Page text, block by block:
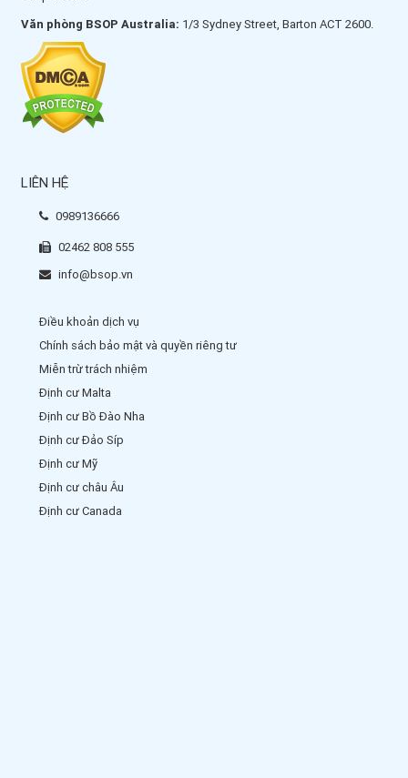
Văn phòng BSOP Australia: 1/3 Sydney Street, Barton ACT 2600.
LIÊN HỆ
0989136666
02462 808 555
info@bsop.vn
Điều khoản dịch vụ
Chính sách bảo mật và quyền riêng tư
Miễn trừ trách nhiệm
Định cư Malta
Định cư Bồ Đào Nha
Định cư Đảo Síp
Định cư Mỹ
Định cư châu Âu
Định cư Canada